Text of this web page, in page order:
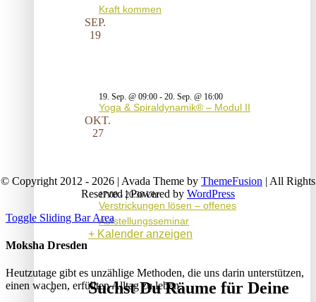
Kraft kommen
SEP.
19
19. Sep. @ 09:00 - 20. Sep. @ 16:00
Yoga & Spiraldynamik® – Modul II
OKT.
27
17:00- 20:30
Verstrickungen lösen – offenes
Aufstellungsseminar
Kalender anzeigen
Suchst Du Räume für Deine
© Copyright 2012 - 2026 | Avada Theme by ThemeFusion | All Rights
Reserved | Powered by WordPress
Toggle Sliding Bar Area
Moksha Dresden
Heutzutage gibt es unzählige Methoden, die uns darin unterstützen,
einen wachen, erfüllten Alltag zu leben.